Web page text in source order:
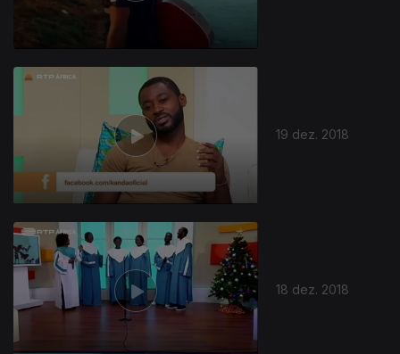
19 dez. 2018
18 dez. 2018